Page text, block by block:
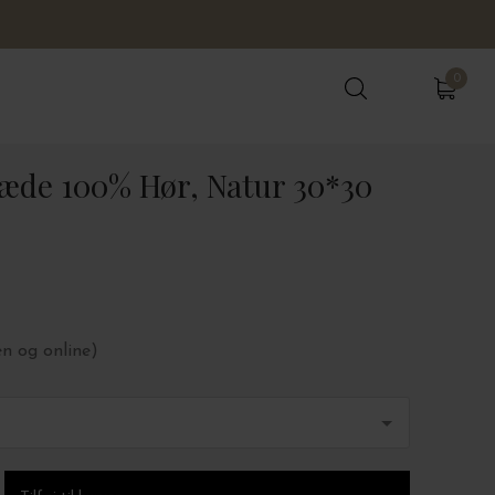
0
100% Hør, Natur 30*30
og online)